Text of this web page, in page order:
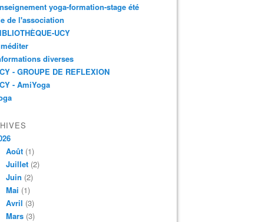
yoga-formation-stage été
de l'association
UCY
diverses
- GROUPE DE REFLEXION
- AmiYoga
Août (1)
Juillet (2)
Juin (2)
Mai (1)
Avril (3)
Mars (3)